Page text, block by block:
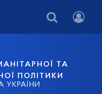
ТА
ПОЛІТИКИ
УКРАЇНИ